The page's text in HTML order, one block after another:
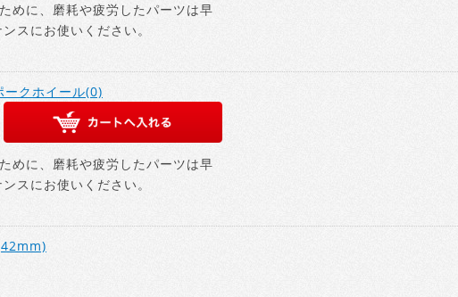
めに、磨耗や疲労したパーツは早
スにお使いください。
クホイール(0)
めに、磨耗や疲労したパーツは早
スにお使いください。